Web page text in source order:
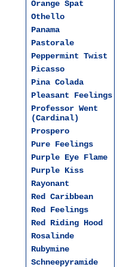
Orange Spat
Othello
Panama
Pastorale
Peppermint Twist
Picasso
Pina Colada
Pleasant Feelings
Professor Went
(Cardinal)
Prospero
Pure Feelings
Purple Eye Flame
Purple Kiss
Rayonant
Red Caribbean
Red Feelings
Red Riding Hood
Rosalinde
Rubymine
Schneepyramide